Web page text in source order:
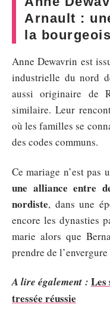
Arnault :
la
Anne Dewavrin est
industrielle du nord
aussi originaire de
similaire. Leur
où les familles se
des codes communs.
Ce mariage n’est pas
une alliance entre
nordiste, dans une
encore les dynasties
marie alors que
prendre de
A lire également : Les
tressée réussie